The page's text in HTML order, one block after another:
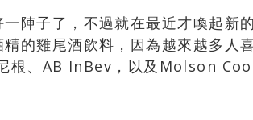
陣子了，不過就在最近才喚起新的
的雞尾酒飲料，因為越來越多人
根、AB InBev，以及Molson